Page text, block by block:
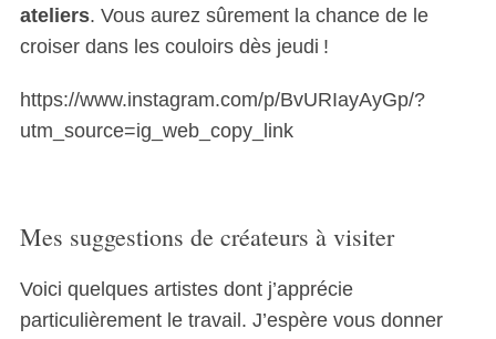
ateliers. Vous aurez sûrement la chance de le
croiser dans les couloirs dès jeudi !
https://www.instagram.com/p/BvURIayAyGp/?
utm_source=ig_web_copy_link
Mes suggestions de créateurs à visiter
Voici quelques artistes dont j’apprécie
particulièrement le travail. J’espère vous donner